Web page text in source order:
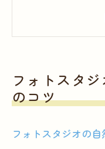
おしゃれ
フォトス
き出す方法
フォトスタ
のコツ
フォトスタジオの